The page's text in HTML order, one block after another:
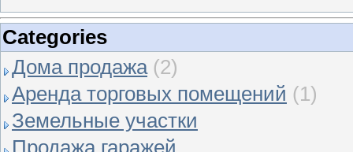
Categories
Дома продажа (2)
Аренда торговых помещений (1)
Земельные участки
Продажа гаражей